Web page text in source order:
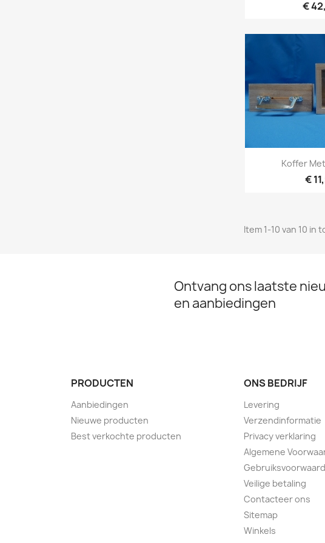
€
Snel
Koffer
€
Item 1-10 van 10 in
Ontvang ons laatste
en aanbiedingen
PRODUCTEN
Aanbiedingen
Nieuwe producten
Best verkochte producten
ONS BEDRIJF
Levering
Verzendinformatie
Privacy verklaring
Algemene
Veilige betaling
Contacteer ons
Sitemap
Winkels